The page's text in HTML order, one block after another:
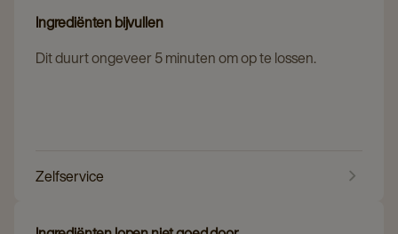
Ingrediënten bijvullen
Dit duurt ongeveer 5 minuten om op te lossen.
Zelfservice